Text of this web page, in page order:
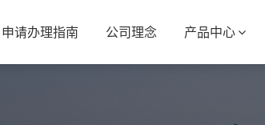
申请办理指南 公司理念 产品中心